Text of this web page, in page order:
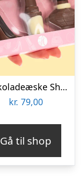
Chokoladeæske Shopping
kr. 79,00
Gå til shop